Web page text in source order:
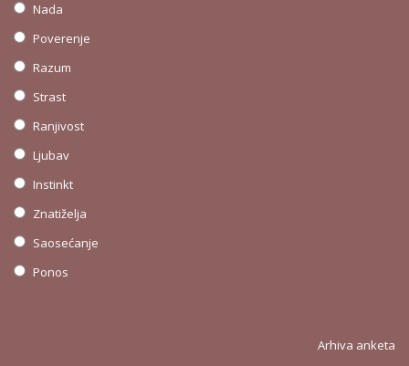
Nada
Poverenje
Razum
Strast
Ranjivost
Ljubav
Instinkt
Znatiželja
Saosećanje
Ponos
Arhiva anketa